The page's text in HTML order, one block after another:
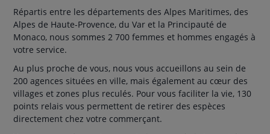
Répartis entre les départements des Alpes Maritimes, des
Alpes de Haute-Provence, du Var et la Principauté de
Monaco, nous sommes 2 700 femmes et hommes engagés à
votre service.
Au plus proche de vous, nous vous accueillons au sein de
200 agences situées en ville, mais également au cœur des
villages et zones plus reculés. Pour vous faciliter la vie, 130
points relais vous permettent de retirer des espèces
directement chez votre commerçant.